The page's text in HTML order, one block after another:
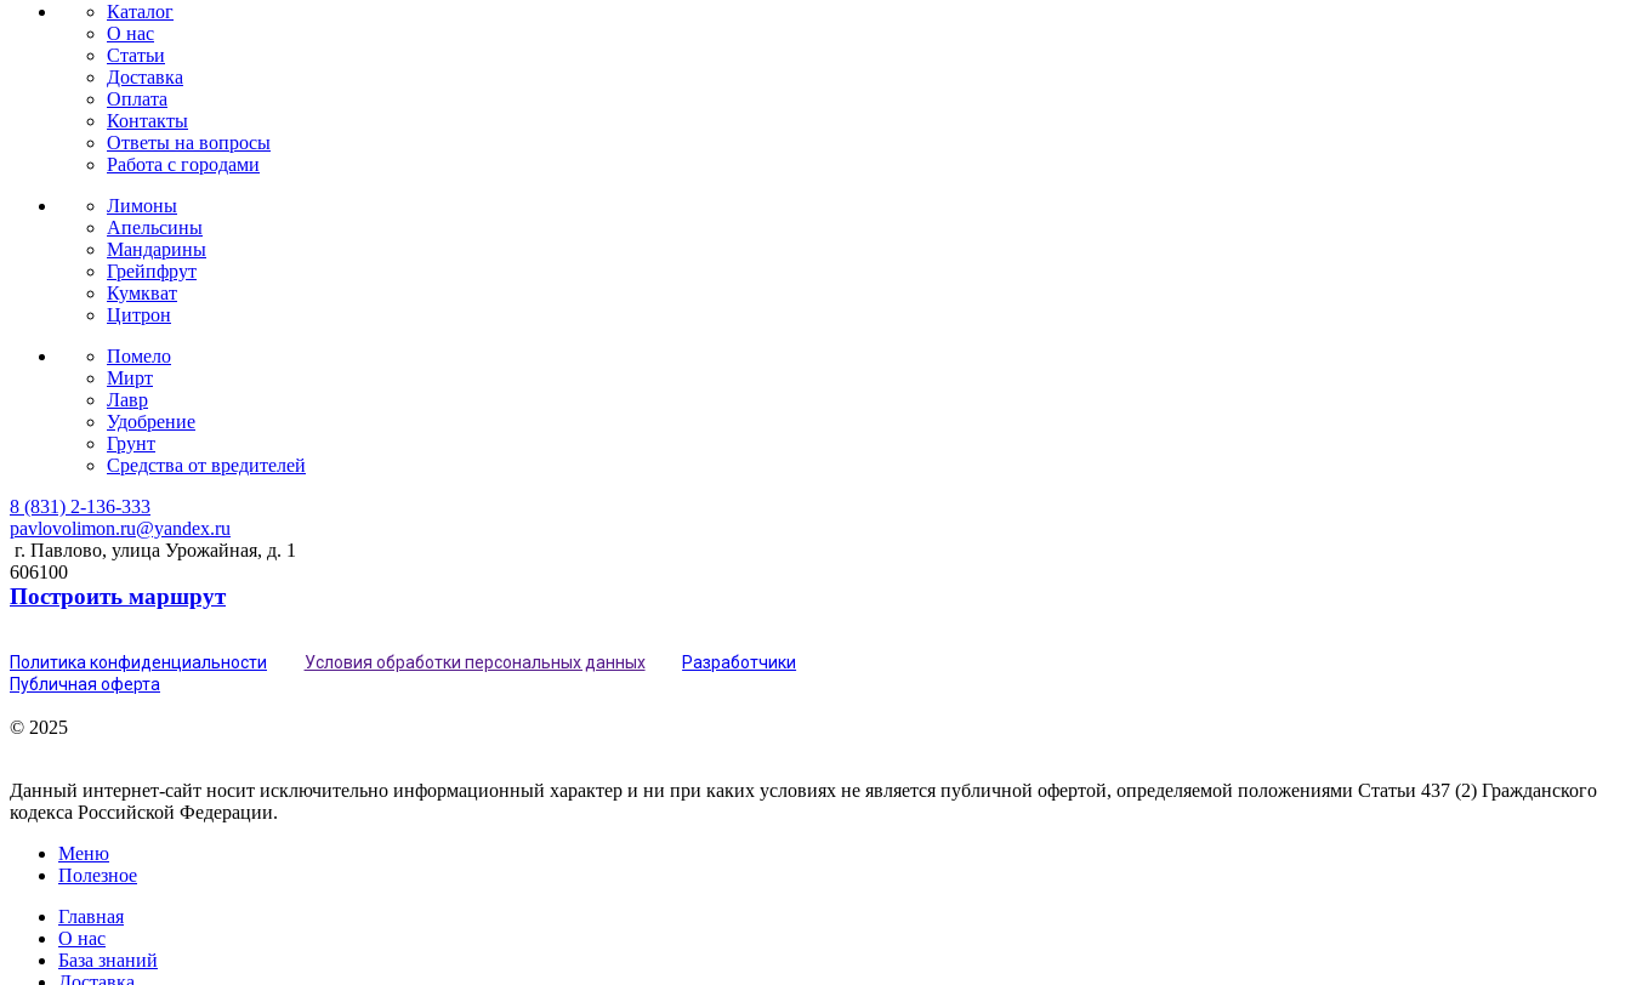
Каталог
О нас
Статьи
Доставка
Оплата
Контакты
Ответы на вопросы
Работа с городами
Лимоны
Апельсины
Мандарины
Грейпфрут
Кумкват
Цитрон
Помело
Мирт
Лавр
Удобрение
Грунт
Средства от вредителей
8 (831) 2-136-333
pavlovolimon.ru@yandex.ru
г. Павлово, улица Урожайная, д. 1
606100
Построить маршрут
Политика конфиденциальности Условия обработки персональных данных
Разработчики
Публичная оферта
© 2025
Данный интернет-сайт носит исключительно информационный характер и ни при каких условиях не является публичной офертой, определяемой положениями Статьи 437 (2) Гражданского
кодекса Российской Федерации.
Меню
Полезное
Главная
О нас
База знаний